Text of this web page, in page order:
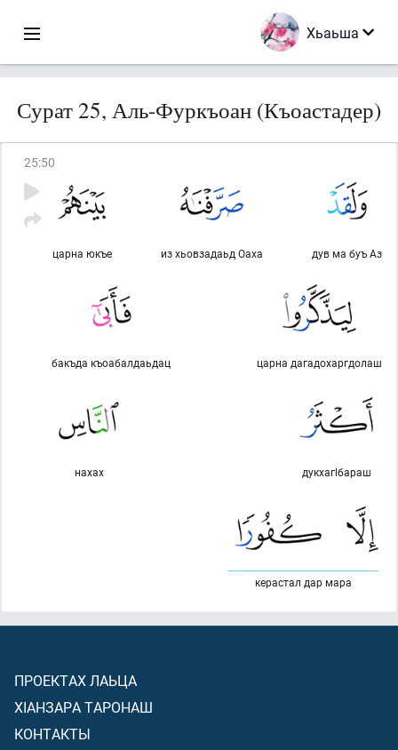
Хьаьша
Сурат 25, Аль-Фуркъоан (Къоастадер)
25:50
дув ма буъ Аз
из хьовзадаьд Оаха
царна юкъе
царна дагадохаргдолаш
бакъда къоабалдаьдац
дукхагlбараш
нахах
керастал дар мара
ПРОЕКТАХ ЛАЬЦА
ХIАНЗАРА ТАРОНАШ
КОНТАКТЫ